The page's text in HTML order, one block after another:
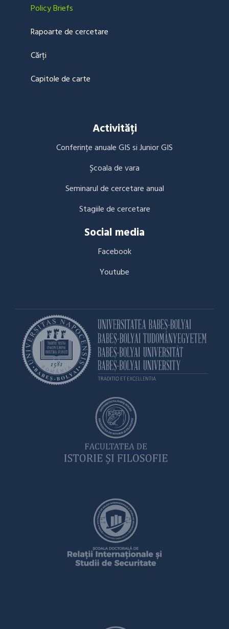
Policy Briefs
Rapoarte de cercetare
Cărți
Capitole de carte
Activități
Conferințe anuale GIS si Junior GIS
Școala de vara
Seminarul de cercetare anual
Stagiile de cercetare
Social media
Facebook
Youtube